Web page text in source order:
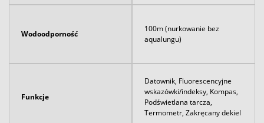
Wodoodporność
100m (nurkowanie bez
aqualungu)
Funkcje
Datownik, Fluorescencyjne
wskazówki/indeksy, Kompas,
Podświetlana tarcza,
Termometr, Zakręcany dekiel